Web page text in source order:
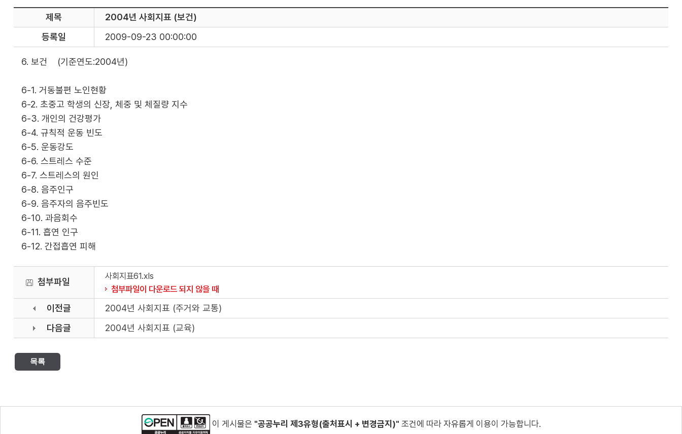
제목
2004년 사회지표 (보건)
등록일
2009-09-23 00:00:00
6. 보건 (기준연도:2004년)
6-1. 거동불편 노인현황
6-2. 초중고 학생의 신장, 체중 및 체질량 지수
6-3. 개인의 건강평가
6-4. 규칙적 운동 빈도
6-5. 운동강도
6-6. 스트레스 수준
6-7. 스트레스의 원인
6-8. 음주인구
6-9. 음주자의 음주빈도
6-10. 과음회수
6-11. 흡연 인구
6-12. 간접흡연 피해
첨부파일
사회지표61.xls
첨부파일이 다운로드 되지 않을 때
이전글
2004년 사회지표 (주거와 교통)
다음글
2004년 사회지표 (교육)
목록
이 게시물은 "공공누리 제3유형(출처표시 + 변경금지)" 조건에 따라 자유롭게 이용이 가능합니다.